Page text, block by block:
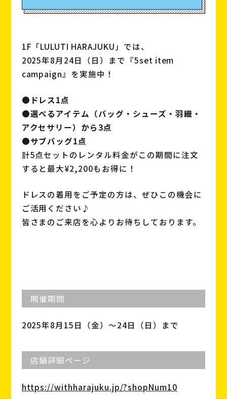
1F「LULUTI HARAJUKU」では、
2025年8月24日（日）まで『5set item
campaign』を実施中！
●ドレス1点
●選べるアイテム（バッグ・シューズ・羽織・
アクセサリー）から3点
●サブバッグ1点
計5点セットのレンタル料金がこの期間に注文
すると最大¥2,200もお得に！
ドレスの着用をご予定の方は、ぜひこの機会に
ご活用ください♪
皆さまのご来店を心よりお待ちしております。
開催期間
2025年8月15日（金）〜24日（日）まで
店舗詳細ページ
https://withharajuku.jp/?shopNum10